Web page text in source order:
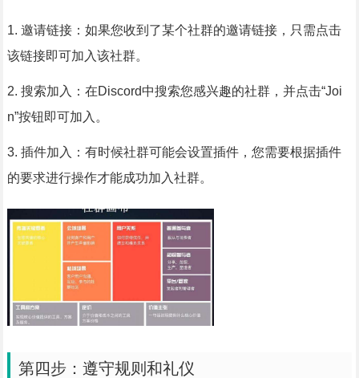
1. 邀请链接：如果您收到了某个社群的邀请链接，只需点击
该链接即可加入该社群。
2. 搜索加入：在Discord中搜索您感兴趣的社群，并点击“Joi
n”按钮即可加入。
3. 插件加入：有时候社群可能会设置插件，您需要根据插件
的要求进行操作才能成功加入社群。
第四步：遵守规则和礼仪